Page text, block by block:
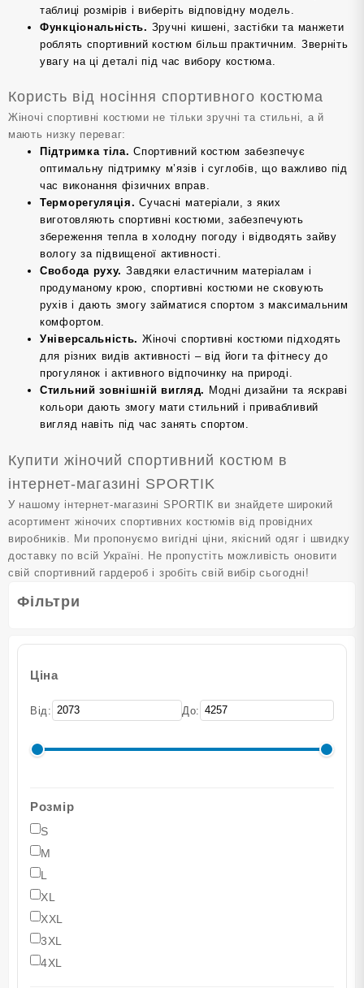
Фільтри
Ціна
Від: До:
Розмір
S
M
L
XL
XXL
3XL
4XL
таблиці розмірів і виберіть відповідну модель.
Функціональність. Зручні кишені, застібки та манжети
роблять спортивний костюм більш практичним. Зверніть
увагу на ці деталі під час вибору костюма.
Користь від носіння спортивного костюма
Жіночі спортивні костюми не тільки зручні та стильні, а й
мають низку переваг:
Підтримка тіла. Спортивний костюм забезпечує
оптимальну підтримку м’язів і суглобів, що важливо під
час виконання фізичних вправ.
Терморегуляція. Сучасні матеріали, з яких
виготовляють спортивні костюми, забезпечують
збереження тепла в холодну погоду і відводять зайву
вологу за підвищеної активності.
Свобода руху. Завдяки еластичним матеріалам і
продуманому крою, спортивні костюми не сковують
рухів і дають змогу займатися спортом з максимальним
комфортом.
Універсальність. Жіночі спортивні костюми підходять
для різних видів активності – від йоги та фітнесу до
прогулянок і активного відпочинку на природі.
Стильний зовнішній вигляд. Модні дизайни та яскраві
кольори дають змогу мати стильний і привабливий
вигляд навіть під час занять спортом.
Купити жіночий спортивний костюм в
інтернет-магазині SPORTIK
У нашому інтернет-магазині SPORTIK ви знайдете широкий
асортимент жіночих спортивних костюмів від провідних
виробників. Ми пропонуємо вигідні ціни, якісний одяг і швидку
доставку по всій Україні. Не пропустіть можливість оновити
свій спортивний гардероб і зробіть свій вибір сьогодні!